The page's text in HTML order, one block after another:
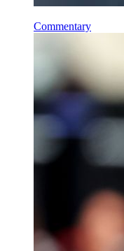
Commentary